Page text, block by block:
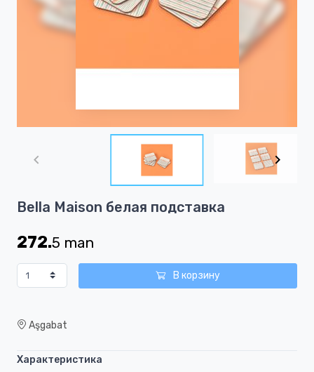
1
3
Bella Maison белая подставка
272.5 man
В корзину
Aşgabat
Характеристика